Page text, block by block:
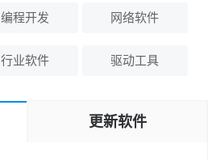
编程开发 网络软件
行业软件 驱动工具
更新软件